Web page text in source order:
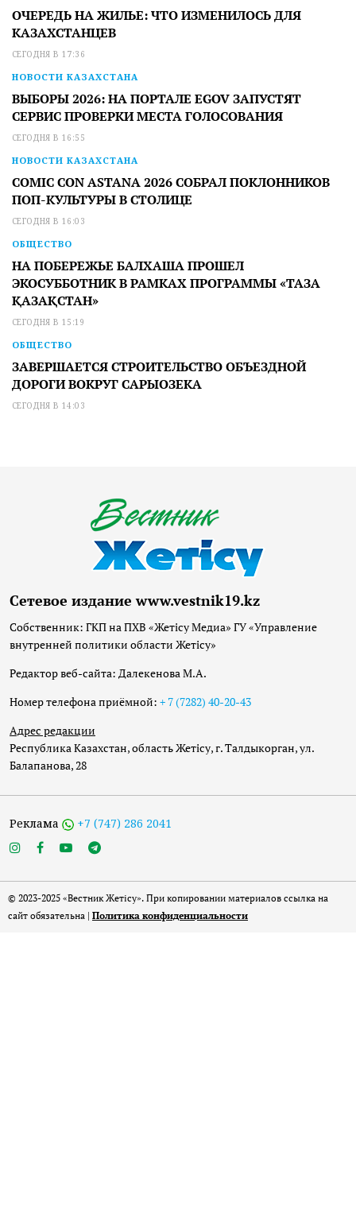
ОЧЕРЕДЬ НА ЖИЛЬЕ: ЧТО ИЗМЕНИЛОСЬ ДЛЯ
КАЗАХСТАНЦЕВ
СЕГОДНЯ В 17:36
НОВОСТИ КАЗАХСТАНА
ВЫБОРЫ 2026: НА ПОРТАЛЕ EGOV ЗАПУСТЯТ
СЕРВИС ПРОВЕРКИ МЕСТА ГОЛОСОВАНИЯ
СЕГОДНЯ В 16:55
НОВОСТИ КАЗАХСТАНА
COMIC CON ASTANA 2026 СОБРАЛ ПОКЛОННИКОВ
ПОП-КУЛЬТУРЫ В СТОЛИЦЕ
СЕГОДНЯ В 16:03
ОБЩЕСТВО
НА ПОБЕРЕЖЬЕ БАЛХАША ПРОШЕЛ
ЭКОСУББОТНИК В РАМКАХ ПРОГРАММЫ «ТАЗА
ҚАЗАҚСТАН»
СЕГОДНЯ В 15:19
ОБЩЕСТВО
ЗАВЕРШАЕТСЯ СТРОИТЕЛЬСТВО ОБЪЕЗДНОЙ
ДОРОГИ ВОКРУГ САРЫОЗЕКА
СЕГОДНЯ В 14:03
Сетевое издание www.vestnik19.kz
Собственник: ГКП на ПХВ «Жетісу Медиа» ГУ «Управление
внутренней политики области Жетісу»
Редактор веб-сайта: Далекенова М.А.
Номер телефона приёмной: + 7 (7282) 40-20-43
Адрес редакции
Республика Казахстан, область Жетісу, г. Талдыкорган, ул.
Балапанова, 28
Реклама +7 (747) 286 2041
© 2023-2025 «Вестник Жетісу». При копировании материалов ссылка на
сайт обязательна | Политика конфиденциальности